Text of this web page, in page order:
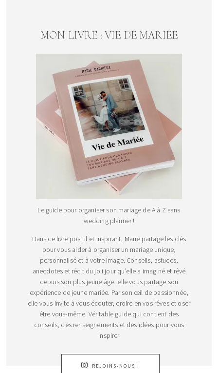
MON LIVRE : VIE DE MARIEE
Le guide pour organiser son mariage de A à Z sans
wedding planner !
Dans ce livre positif et inspirant, Marie partage les clés
pour vous aider à organiser un mariage unique,
personnalisé et à votre image. Conseils, astuces,
anecdotes et récit du joli jour qu’elle a imaginé et rêvé
depuis son plus jeune âge, elle vous partage son
expérience de jeune mariée. Par son œil de passionnée,
elle vous invite à vous écouter, croire en vos rêves et oser
être vous-même. Véritable guide qui contient des
conseils, des renseignements et des idées pour vous
inspirer
REJOINS-NOUS !